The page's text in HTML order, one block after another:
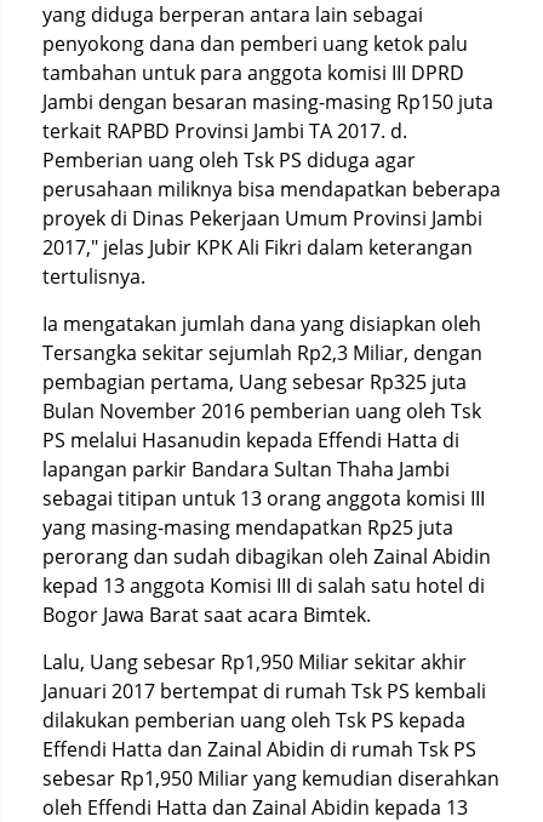
yang diduga berperan antara lain sebagai
penyokong dana dan pemberi uang ketok palu
tambahan untuk para anggota komisi III DPRD
Jambi dengan besaran masing-masing Rp150 juta
terkait RAPBD Provinsi Jambi TA 2017. d.
Pemberian uang oleh Tsk PS diduga agar
perusahaan miliknya bisa mendapatkan beberapa
proyek di Dinas Pekerjaan Umum Provinsi Jambi
2017," jelas Jubir KPK Ali Fikri dalam keterangan
tertulisnya.
Ia mengatakan jumlah dana yang disiapkan oleh
Tersangka sekitar sejumlah Rp2,3 Miliar, dengan
pembagian pertama, Uang sebesar Rp325 juta
Bulan November 2016 pemberian uang oleh Tsk
PS melalui Hasanudin kepada Effendi Hatta di
lapangan parkir Bandara Sultan Thaha Jambi
sebagai titipan untuk 13 orang anggota komisi III
yang masing-masing mendapatkan Rp25 juta
perorang dan sudah dibagikan oleh Zainal Abidin
kepad 13 anggota Komisi III di salah satu hotel di
Bogor Jawa Barat saat acara Bimtek.
Lalu, Uang sebesar Rp1,950 Miliar sekitar akhir
Januari 2017 bertempat di rumah Tsk PS kembali
dilakukan pemberian uang oleh Tsk PS kepada
Effendi Hatta dan Zainal Abidin di rumah Tsk PS
sebesar Rp1,950 Miliar yang kemudian diserahkan
oleh Effendi Hatta dan Zainal Abidin kepada 13